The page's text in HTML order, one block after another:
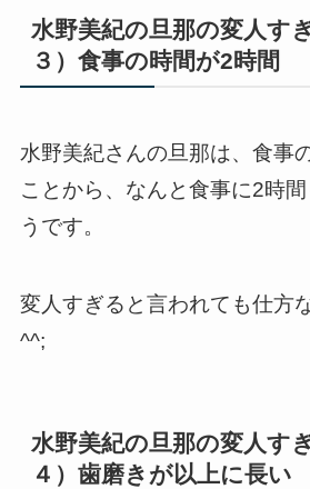
水野美紀の旦那の変人す
３）食事の時間が2時間
水野美紀さんの旦那は、食事
ことから、なんと食事に2時
うです。
変人すぎると言われても仕方
^^;
水野美紀の旦那の変人す
４）歯磨きが以上に長い